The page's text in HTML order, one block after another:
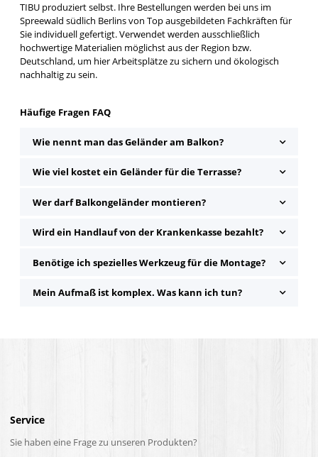
TIBU produziert selbst. Ihre Bestellungen werden bei uns im
Spreewald südlich Berlins von Top ausgebildeten Fachkräften für
Sie individuell gefertigt. Verwendet werden ausschließlich
hochwertige Materialien möglichst aus der Region bzw.
Deutschland, um hier Arbeitsplätze zu sichern und ökologisch
nachhaltig zu sein.
Häufige Fragen FAQ
Wie nennt man das Geländer am Balkon?
Wie viel kostet ein Geländer für die Terrasse?
Wer darf Balkongeländer montieren?
Wird ein Handlauf von der Krankenkasse bezahlt?
Benötige ich spezielles Werkzeug für die Montage?
Mein Aufmaß ist komplex. Was kann ich tun?
Service
Sie haben eine Frage zu unseren Produkten?